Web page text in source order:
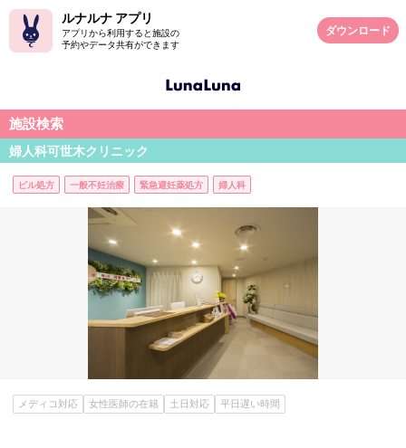
ルナルナ アプリ
アプリから利用すると施設の
予約やデータ共有ができます
ダウンロード
施設検索
婦人科可世木クリニック
ピル処方 一般不妊治療 緊急避妊薬処方 婦人科
メディコ対応 女性医師の在籍 土日対応 平日遅い時間